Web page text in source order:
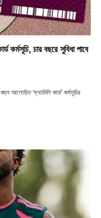
কর্মসূচি, চার বছরে সুবিধা পাবে
আলোচিত ‘ফ্যামিলি কার্ড’ কর্মসূচির